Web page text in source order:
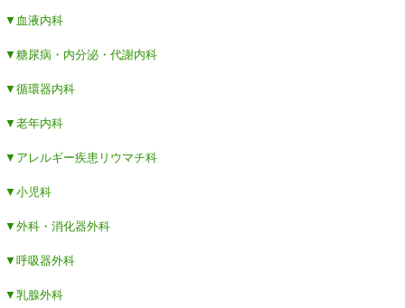
▼血液内科
▼糖尿病・内分泌・代謝内科
▼循環器内科
▼老年内科
▼アレルギー疾患リウマチ科
▼小児科
▼外科・消化器外科
▼呼吸器外科
▼乳腺外科